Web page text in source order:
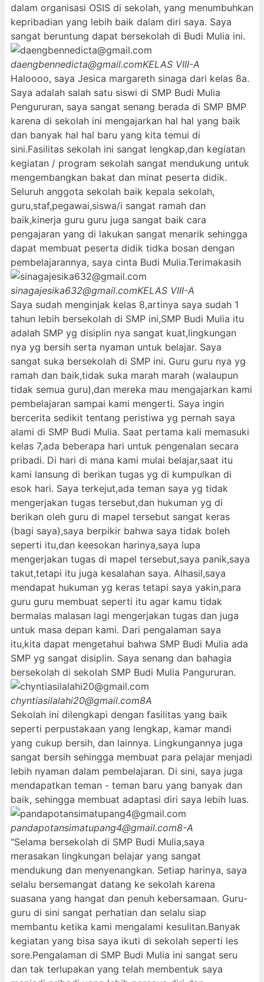
dalam organisasi OSIS di sekolah, yang menumbuhkan
kepribadian yang lebih baik dalam diri saya. Saya
sangat beruntung dapat bersekolah di Budi Mulia ini.
daengbennedicta@gmail.comKELAS VIII-A
Haloooo, saya Jesica margareth sinaga dari kelas 8a.
Saya adalah salah satu siswi di SMP Budi Mulia
Pengururan, saya sangat senang berada di SMP BMP
karena di sekolah ini mengajarkan hal hal yang baik
dan banyak hal hal baru yang kita temui di
sini.Fasilitas sekolah ini sangat lengkap,dan kegiatan
kegiatan / program sekolah sangat mendukung untuk
mengembangkan bakat dan minat peserta didik.
Seluruh anggota sekolah baik kepala sekolah,
guru,staf,pegawai,siswa/i sangat ramah dan
baik,kinerja guru guru juga sangat baik cara
pengajaran yang di lakukan sangat menarik sehingga
dapat membuat peserta didik tidka bosan dengan
pembelajarannya, saya cinta Budi Mulia.Terimakasih
sinagajesika632@gmail.comKELAS VIII-A
Saya sudah menginjak kelas 8,artinya saya sudah 1
tahun lebih bersekolah di SMP ini,SMP Budi Mulia itu
adalah SMP yg disiplin nya sangat kuat,lingkungan
nya yg bersih serta nyaman untuk belajar. Saya
sangat suka bersekolah di SMP ini. Guru guru nya yg
ramah dan baik,tidak suka marah marah (walaupun
tidak semua guru),dan mereka mau mengajarkan kami
pembelajaran sampai kami mengerti. Saya ingin
bercerita sedikit tentang peristiwa yg pernah saya
alami di SMP Budi Mulia. Saat pertama kali memasuki
kelas 7,ada beberapa hari untuk pengenalan secara
pribadi. Di hari di mana kami mulai belajar,saat itu
kami lansung di berikan tugas yg di kumpulkan di
esok hari. Saya terkejut,ada teman saya yg tidak
mengerjakan tugas tersebut,dan hukuman yg di
berikan oleh guru di mapel tersebut sangat keras
(bagi saya),saya berpikir bahwa saya tidak boleh
seperti itu,dan keesokan harinya,saya lupa
mengerjakan tugas di mapel tersebut,saya panik,saya
takut,tetapi itu juga kesalahan saya. Alhasil,saya
mendapat hukuman yg keras tetapi saya yakin,para
guru guru membuat seperti itu agar kamu tidak
bermalas malasan lagi mengerjakan tugas dan juga
untuk masa depan kami. Dari pengalaman saya
itu,kita dapat mengetahui bahwa SMP Budi Mulia ada
SMP yg sangat disiplin. Saya senang dan bahagia
bersekolah di sekolah SMP Budi Mulia Pangururan.
chyntiasilalahi20@gmail.com8A
Sekolah ini dilengkapi dengan fasilitas yang baik
seperti perpustakaan yang lengkap, kamar mandi
yang cukup bersih, dan lainnya. Lingkungannya juga
sangat bersih sehingga membuat para pelajar menjadi
lebih nyaman dalam pembelajaran. Di sini, saya juga
mendapatkan teman - teman baru yang banyak dan
baik, sehingga membuat adaptasi diri saya lebih luas.
pandapotansimatupang4@gmail.com8-A
"Selama bersekolah di SMP Budi Mulia,saya
merasakan lingkungan belajar yang sangat
mendukung dan menyenangkan. Setiap harinya, saya
selalu bersemangat datang ke sekolah karena
suasana yang hangat dan penuh kebersamaan. Guru-
guru di sini sangat perhatian dan selalu siap
membantu ketika kami mengalami kesulitan.Banyak
kegiatan yang bisa saya ikuti di sekolah seperti les
sore.Pengalaman di SMP Budi Mulia ini sangat seru
dan tak terlupakan yang telah membentuk saya